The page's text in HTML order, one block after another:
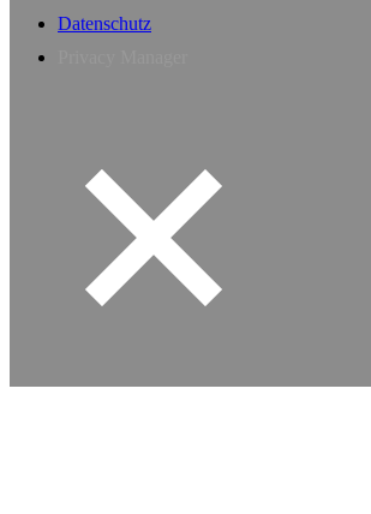
Datenschutz